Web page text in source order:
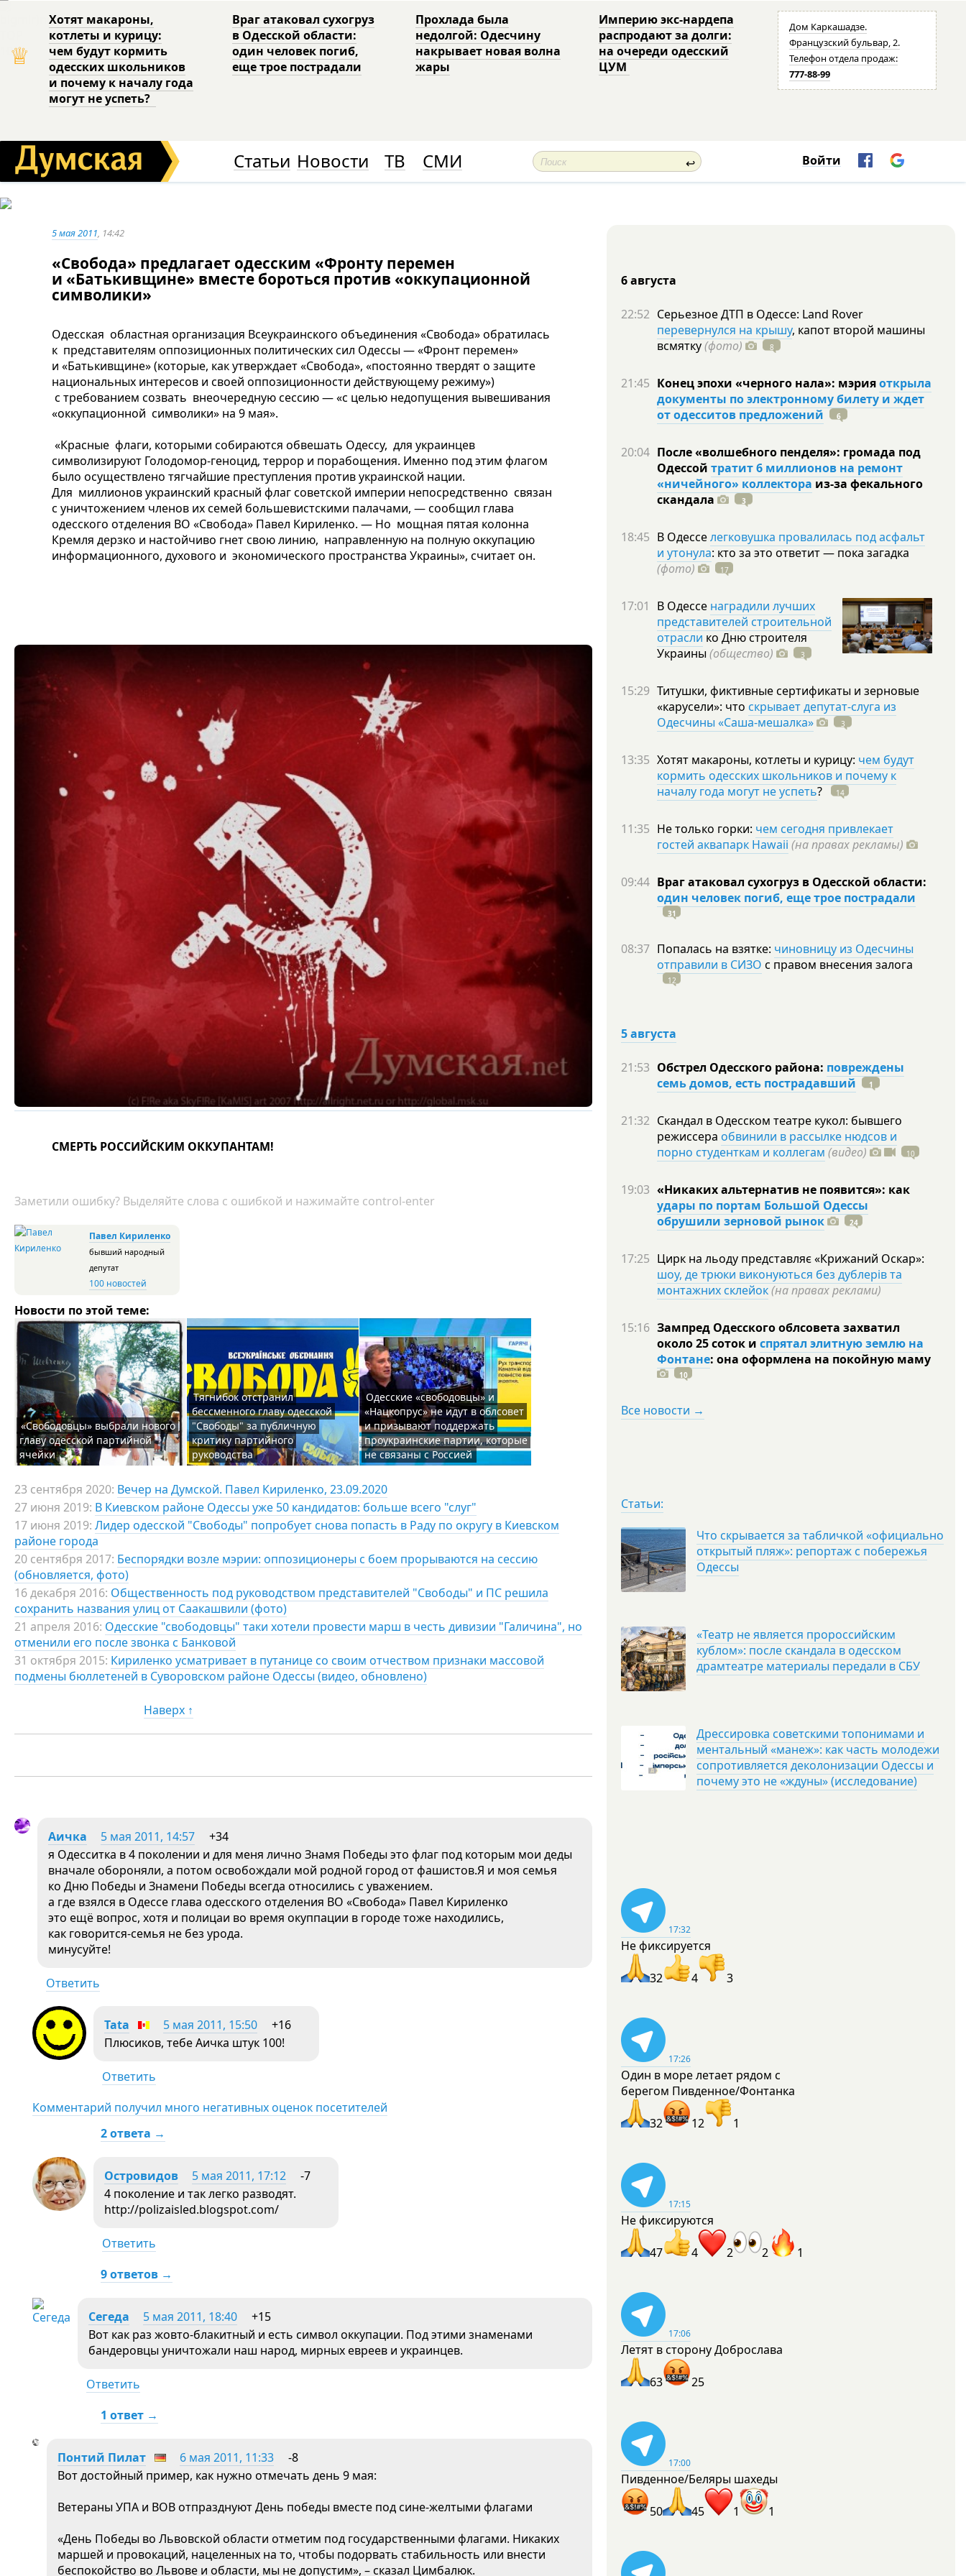
♕
Хотят макароны,
котлеты и курицу:
чем будут кормить
одесских школьников
и почему к началу года
могут не успеть?
Враг атаковал сухогруз
в Одесской области:
один человек погиб,
еще трое пострадали
Прохлада была
недолгой: Одесчину
накрывает новая волна
жары
Империю экс-нардепа
распродают за долги:
на очереди одесский
ЦУМ
Дом Каркашадзе.
Французский бульвар, 2.
Телефон отдела продаж:
777-88-99
Статьи Новости ТВ СМИ ↩ Войти
5 мая 2011, 14:42
«Свобода» предлагает одесским «Фронту перемен
и «Батькивщине» вместе бороться против «оккупационной
символики»
Одесская областная организация Всеукраинского объединения «Свобода» обратилась
к представителям оппозиционных политических сил Одессы — «Фронт перемен»
и «Батькивщине» (которые, как утверждает «Свобода», «постоянно твердят о защите
национальных интересов и своей оппозиционности действующему режиму»)
с требованием созвать внеочередную сессию — «с целью недопущения вывешивания
«оккупационной символики» на 9 мая».
«Красные флаги, которыми собираются обвешать Одессу, для украинцев
символизируют Голодомор-геноцид, террор и порабощения. Именно под этим флагом
было осуществлено тягчайшие преступления против украинской нации.
Для миллионов украинский красный флаг советской империи непосредственно связан
с уничтожением членов их семей большевистскими палачами, — сообщил глава
одесского отделения ВО «Свобода» Павел Кириленко. — Но мощная пятая колонна
Кремля дерзко и настойчиво гнет свою линию, направленную на полную оккупацию
информационного, духового и экономического пространства Украины», считает он.
СМЕРТЬ РОССИЙСКИМ ОККУПАНТАМ!
Заметили ошибку? Выделяйте слова с ошибкой и нажимайте control-enter
Павел Кириленко
бывший народный
депутат
100 новостей
Новости по этой теме:
«Свободовцы» выбрали нового
главу одесской партийной
ячейки
Тягнибок отстранил
бессменного главу одесской
"Свободы" за публичную
критику партийного
руководства
Одесские «свободовцы» и
«Нацкопрус» не идут в облсовет
и призывают поддержать
проукраинские партии, которые
не связаны с Россией
23 сентября 2020: Вечер на Думской. Павел Кириленко, 23.09.2020
27 июня 2019: В Киевском районе Одессы уже 50 кандидатов: больше всего "слуг"
17 июня 2019: Лидер одесской "Свободы" попробует снова попасть в Раду по округу в Киевском
районе города
20 сентября 2017: Беспорядки возле мэрии: оппозиционеры с боем прорываются на сессию
(обновляется, фото)
16 декабря 2016: Общественность под руководством представителей "Свободы" и ПС решила
сохранить названия улиц от Саакашвили (фото)
21 апреля 2016: Одесские "свободовцы" таки хотели провести марш в честь дивизии "Галичина", но
отменили его после звонка с Банковой
31 октября 2015: Кириленко усматривает в путанице со своим отчеством признаки массовой
подмены бюллетеней в Суворовском районе Одессы (видео, обновлено)
Наверх ↑
Аичка 5 мая 2011, 14:57
+34
я Одесситка в 4 поколении и для меня лично Знамя Победы это флаг под которым мои деды
вначале обороняли, а потом освобождали мой родной город от фашистов.Я и моя семья
ко Дню Победы и Знамени Победы всегда относились с уважением.
а где взялся в Одессе глава одесского отделения ВО «Свобода» Павел Кириленко
это ещё вопрос, хотя и полицаи во время окуппации в городе тоже находились,
как говорится-семья не без урода.
минусуйте!
Ответить
Tata 5 мая 2011, 15:50
+16
Плюсиков, тебе Аичка штук 100!
Ответить
Комментарий получил много негативных оценок посетителей
2 ответа →
Островидов 5 мая 2011, 17:12
-7
4 поколение и так легко разводят.
http://polizaisled.blogspot.com/
Ответить
9 ответов →
Сегеда 5 мая 2011, 18:40
+15
Вот как раз жовто-блакитный и есть символ оккупации. Под этими знаменами
бандеровцы уничтожали наш народ, мирных евреев и украинцев.
Ответить
1 ответ →
Понтий Пилат 6 мая 2011, 11:33
-8
Вот достойный пример, как нужно отмечать день 9 мая:
Ветераны УПА и ВОВ отпразднуют День победы вместе под сине-желтыми флагами
«День Победы во Львовской области отметим под государственными флагами. Никаких
маршей и провокаций, нацеленных на то, чтобы подорвать стабильность или внести
беспокойство во Львове и области, мы не допустим», – сказал Цимбалюк.
6 августа
22:52 Серьезное ДТП в Одессе: Land Rover
перевернулся на крышу, капот второй машины
всмятку(фото) 8
21:45 Конец эпохи «черного нала»: мэрияоткрыла
документы по электронному билету и ждет
от одесситов предложений
6
20:04 После «волшебного пенделя»: громада под
Одессой тратит 6 миллионов на ремонт
«ничейного» коллектора из-за фекального
скандала
3
18:45 В Одесселегковушка провалилась под асфальт
и утонула: кто за это ответит — пока загадка
(фото)
17
17:01 В Одессе наградили лучших
представителей строительной
отрасли ко Дню строителя
Украины (общество) 3
15:29 Титушки, фиктивные сертификаты и зерновые
«карусели»: что скрывает депутат-слуга из
Одесчины «Саша-мешалка»
3
13:35 Хотят макароны, котлеты и курицу: чем будут
кормить одесских школьников и почему к
началу года могут не успеть? 14
11:35 Не только горки: чем сегодня привлекает
гостей аквапарк Hawaii (на правах рекламы)
09:44 Враг атаковал сухогруз в Одесской области:
один человек погиб, еще трое пострадали
31
08:37 Попалась на взятке: чиновницу из Одесчины
отправили в СИЗО с правом внесения залога
12
5 августа
21:53 Обстрел Одесского района: повреждены
семь домов, есть пострадавший
1
21:32 Скандал в Одесском театре кукол: бывшего
режиссера обвинили в рассылке нюдсов и
порно студенткам и коллегам (видео) 10
19:03 «Никаких альтернатив не появится»: как
удары по портам Большой Одессы
обрушили зерновой рынок
24
17:25 Цирк на льоду представляє «Крижаний Оскар»:
шоу, де трюки виконуються без дублерів та
монтажних склейок(на правах реклами)
15:16 Зампред Одесского облсовета захватил
около 25 соток и спрятал элитную землю на
Фонтане: она оформлена на покойную маму
10
Все новости →
Статьи:
Что скрывается за табличкой «официально
открытый пляж»: репортаж с побережья
Одессы
«Театр не является пророссийским
кублом»: после скандала в одесском
драмтеатре материалы передали в СБУ
Дрессировка советскими топонимами и
ментальный «манеж»: как часть молодежи
сопротивляется деколонизации Одессы и
почему это не «ждуны» (исследование)
17:32
Не фиксируется
32 4 3
17:26
Один в море летает рядом с
берегом Пивденное/Фонтанка
32 12 1
17:15
Не фиксируются
47 4 2 2 1
17:06
Летят в сторону Доброслава
63 25
17:00
Пивденное/Беляры шахеды
50 45 1 1